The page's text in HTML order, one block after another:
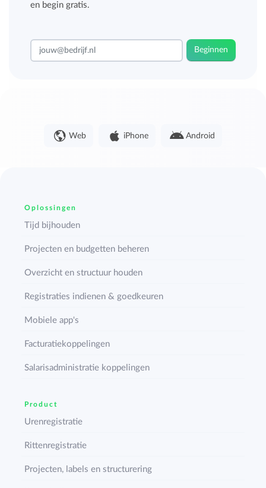
en begin gratis.
Beginnen
Web iPhone Android
Oplossingen
Tijd bijhouden
Projecten en budgetten beheren
Overzicht en structuur houden
Registraties indienen & goedkeuren
Mobiele app's
Facturatiekoppelingen
Salarisadministratie koppelingen
Product
Urenregistratie
Rittenregistratie
Projecten, labels en structurering